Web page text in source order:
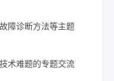
障诊断方法等主题
术难题的专题交流